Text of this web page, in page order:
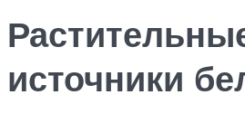
источники